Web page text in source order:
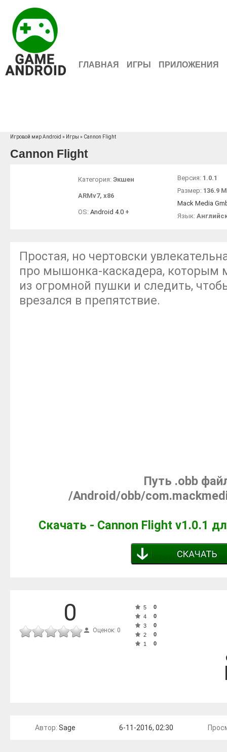
ГЛАВНАЯ ИГРЫ ПРИЛОЖЕНИЯ
Игровой мир Android » Игры » Cannon Flight
Cannon Flight
Категория: Экшен
ARMv7, x86
OS: Android 4.0 +
Версия: 1.0.1
Размер: 136.9
Mack Media
Язык:
Простая, но чертовски
про мышонка-каскадера, которым
из огромной пушки и следить,
врезался в препятствие.
Путь .obb
/Android/obb/
Скачать - Cannon Flight v1.0.1
0
Оценок: 0
5
0
4
0
3
0
2
0
1
0
Автор:Sage 6-11-2016, 02:30